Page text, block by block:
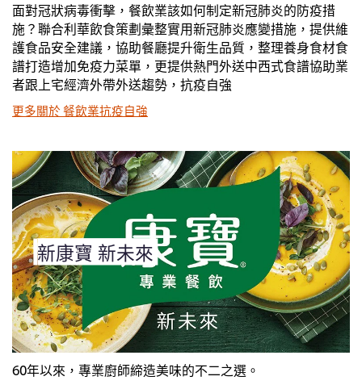
面對冠狀病毒衝擊，餐飲業該如何制定新冠肺炎的防疫措
施？聯合利華飲食策劃彙整實用新冠肺炎應變措施，提供維
護食品安全建議，協助餐廳提升衛生品質，整理養身食材食
譜打造增加免疫力菜單，更提供熱門外送中西式食譜協助業
者跟上宅經濟外帶外送趨勢，抗疫自強
更多關於 餐飲業抗疫自強
新康寶 新未來
60年以來，專業廚師締造美味的不二之選。